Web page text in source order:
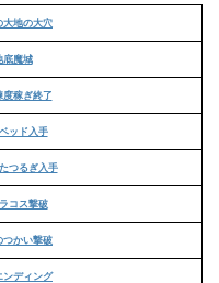
大地の大穴
底魔城
度稼ぎ終了
ッド入手
つるぎ入手
コス撃破
つかい撃破
ンディング